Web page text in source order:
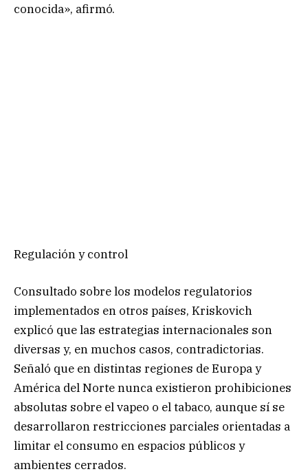
conocida», afirmó.
Regulación y control
Consultado sobre los modelos regulatorios
implementados en otros países, Kriskovich
explicó que las estrategias internacionales son
diversas y, en muchos casos, contradictorias.
Señaló que en distintas regiones de Europa y
América del Norte nunca existieron prohibiciones
absolutas sobre el vapeo o el tabaco, aunque sí se
desarrollaron restricciones parciales orientadas a
limitar el consumo en espacios públicos y
ambientes cerrados.